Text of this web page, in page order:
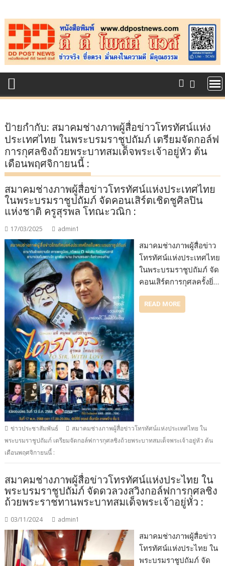
to
content
ป้ายกำกับ: สมาคมช่างภาพผู้สื่อข่าวโทรทัศน์แห่ง
ประเทศไทย ในพระบรมราชูปถัมภ์ เตรียมจัดกอล์ฟ
การกุศลชิงถ้วยพระบาทสมเด็จพระเจ้าอยู่หัว ต้น
เดือนพฤศจิกายนนี้ :
สมาคมช่างภาพผู้สื่อข่าวโทรทัศน์แห่งประเทศไทย
ในพระบรมราชูปถัมภ์ จัดคอนเสิร์ตเชิดชูศิลปิน
แห่งชาติ ครูสุรพล โทณะวณิก :
17/03/2025 admin1
สมาคมช่างภาพผู้สื่อข่าว
โทรทัศน์แห่งประเทศไทย
ในพระบรมราชูปถัมภ์ จัด
คอนเสิร์ตการกุศลครั้งยิ่…
READ MORE
ข่าวประชาสัมพันธ์
สมาคมช่างภาพผู้สื่อข่าวโทรทัศน์แห่งประเทศไทย ใน
พระบรมราชูปถัมภ์ เตรียมจัดกอล์ฟการกุศลชิงถ้วยพระบาทสมเด็จพระเจ้าอยู่หัว ต้น
เดือนพฤศจิกายนนี้ :
สมาคมช่างภาพผู้สื่อข่าวโทรทัศน์แห่งประไทย ใน
พระบรมราชูปถัมภ์ จัดดวลวงสวิงกอล์ฟการกุศลชิง
ถ้วยพระราชทานพระบาทสมเด็จพระเจ้าอยู่หัว :
03/11/2024 admin1
สมาคมช่างภาพผู้สื่อข่าว
โทรทัศน์แห่งประไทย ใน
พระบรมราชูปถัมภ์ จัด